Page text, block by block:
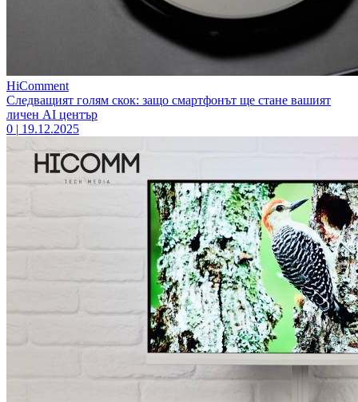
HiComment
Следващият голям скок: защо смартфонът ще стане вашият
личен AI център
0 | 19.12.2025